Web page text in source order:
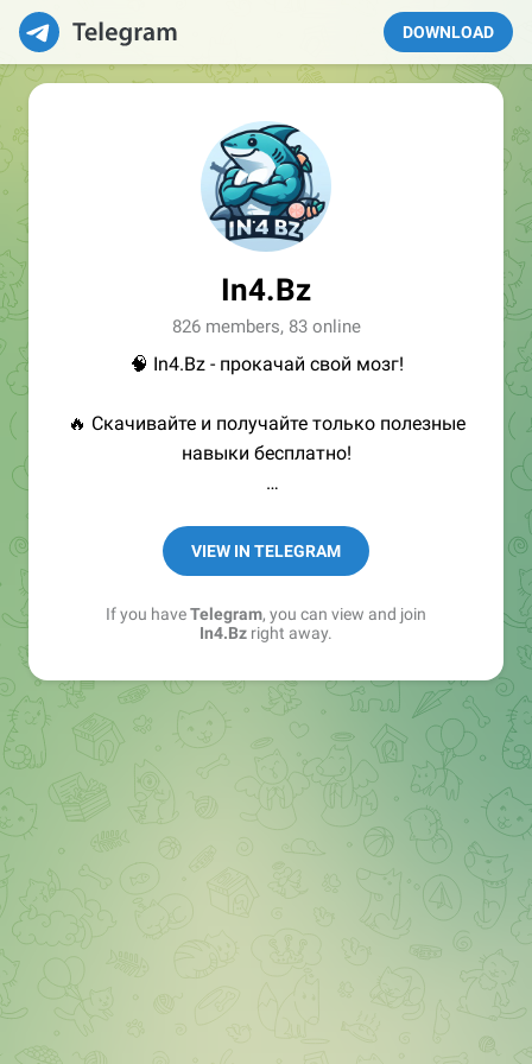
DOWNLOAD
In4.Bz
826 members, 83 online
🧠 In4.Bz - прокачай свой мозг!
🔥 Скачивайте и получайте только полезные
навыки бесплатно!
➖ in4.bz/
➖ https://t.me/in4bz
➖ twitter.com/bz_in4
➖ https://t.me/in4news
VIEW IN TELEGRAM
If you haveTelegram, you can view and join
In4.Bz right away.